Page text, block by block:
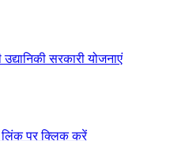
उद्यानिकीसरकारी योजनाएं